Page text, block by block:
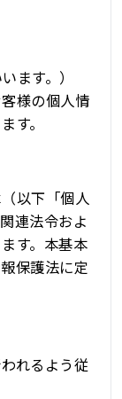
ます。）
様の個人情
す。
以下「個人
連法令およ
す。本基本
保護法に定
れるよう従